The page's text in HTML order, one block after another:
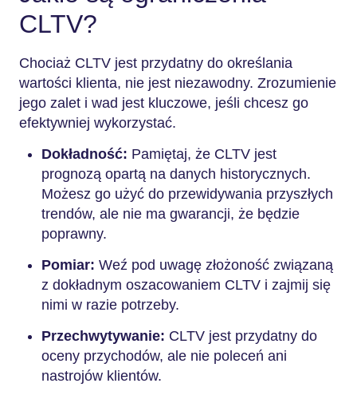
CLTV?
Chociaż CLTV jest przydatny do określania
wartości klienta, nie jest niezawodny. Zrozumienie
jego zalet i wad jest kluczowe, jeśli chcesz go
efektywniej wykorzystać.
Dokładność: Pamiętaj, że CLTV jest
prognozą opartą na danych historycznych.
Możesz go użyć do przewidywania przyszłych
trendów, ale nie ma gwarancji, że będzie
poprawny.
Pomiar: Weź pod uwagę złożoność związaną
z dokładnym oszacowaniem CLTV i zajmij się
nimi w razie potrzeby.
Przechwytywanie: CLTV jest przydatny do
oceny przychodów, ale nie poleceń ani
nastrojów klientów.